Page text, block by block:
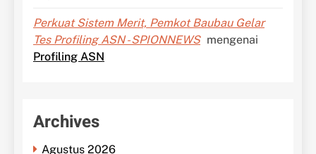
Perkuat Sistem Merit, Pemkot Baubau Gelar
Tes Profiling ASN - SPIONNEWS mengenai
Profiling ASN
Archives
Agustus 2026